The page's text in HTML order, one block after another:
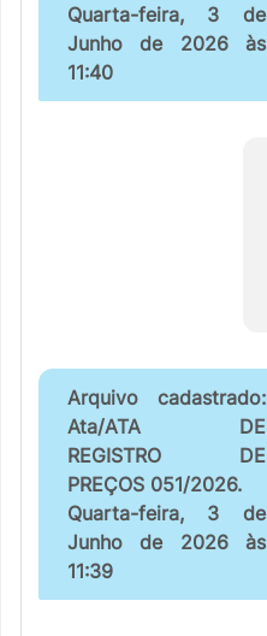
Quarta-feira, 3 de
Junho de 2026 às
11:40
Arquivo cadastrado:
Ata/ATA DE
REGISTRO DE
PREÇOS 051/2026.
Quarta-feira, 3 de
Junho de 2026 às
11:39